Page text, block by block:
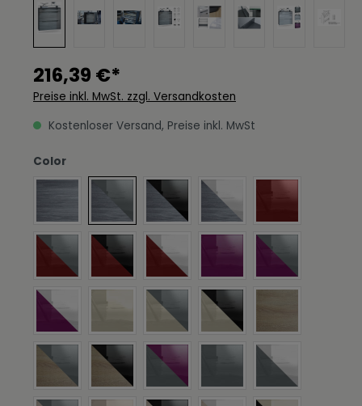
216,39 €*
Preise inkl. MwSt. zzgl. Versandkosten
Kostenloser Versand, Preise inkl. MwSt
Colorauswählen
Fronten in Avola-Anthrazit, Griffmulden in Avola-
Fronten in Avola Anthrazit, Griffmulden in
Fronten in Avola Anthrazit,
Fronten in Avola
Fronten in Bordeaux Hochglanz, Griffmulden in Grau
Fronten in Bordeaux Hochglanz, Griffmulden
Fronten in Bordeaux Hochglanz,
Fronten in Brombeer
Fronten in
Fronten in Brombeer Hochglanz, Griffmulden in Weiß
Fronten in Creme Hochglanz, Griffmulden in
Fronten in Creme Hochglanz,
Fronten in Creme
Fronten in Eiche sägerau, Griffmulden in Grau
Fronten in Eiche sägerau, Griffmulden in
Fronten in Grau Hochglanz,
Fronten in Grau
Fronten in